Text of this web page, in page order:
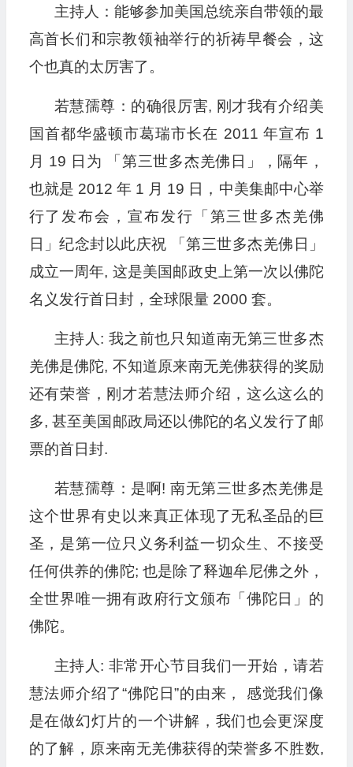
主持人：能够参加美国总统亲自带领的最
高首长们和宗教领袖举行的祈祷早餐会，这
个也真的太厉害了。
若慧孺尊：的确很厉害, 刚才我有介绍美
国首都华盛顿市葛瑞市长在 2011 年宣布 1
月 19 日为 「第三世多杰羌佛日」，隔年，
也就是 2012 年 1 月 19 日，中美集邮中心举
行了发布会，宣布发行「第三世多杰羌佛
日」纪念封以此庆祝 「第三世多杰羌佛日」
成立一周年, 这是美国邮政史上第一次以佛陀
名义发行首日封，全球限量 2000 套。
主持人: 我之前也只知道南无第三世多杰
羌佛是佛陀, 不知道原来南无羌佛获得的奖励
还有荣誉，刚才若慧法师介绍，这么这么的
多, 甚至美国邮政局还以佛陀的名义发行了邮
票的首日封.
若慧孺尊：是啊! 南无第三世多杰羌佛是
这个世界有史以来真正体现了无私圣品的巨
圣，是第一位只义务利益一切众生、不接受
任何供养的佛陀; 也是除了释迦牟尼佛之外，
全世界唯一拥有政府行文颁布「佛陀日」的
佛陀。
主持人: 非常开心节目我们一开始，请若
慧法师介绍了“佛陀日”的由来， 感觉我们像
是在做幻灯片的一个讲解，我们也会更深度
的了解，原来南无羌佛获得的荣誉多不胜数,